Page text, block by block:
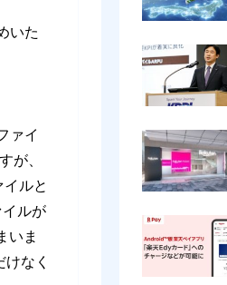
いた
ァイ
が、
ルと
ルが
いま
なく